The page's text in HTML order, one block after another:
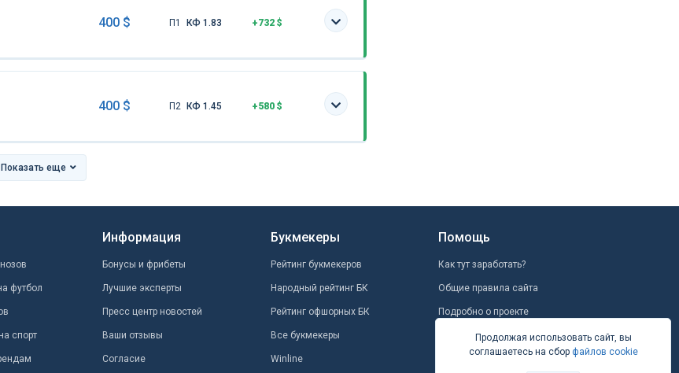
400 $ П1 КФ 1.83 +732 $
400 $ П2 КФ 1.45 +580 $
Показать еще
футбол
спорт
Информация
Бонусы и фрибеты
Лучшие эксперты
Пресс центр новостей
Ваши отзывы
Согласие
Букмекеры
Рейтинг букмекеров
Народный рейтинг БК
Рейтинг офшорных БК
Все букмекеры
Winline
Помощь
Как тут заработать?
Общие правила сайта
Подробно о проекте
Школа ставокПродолжая использовать сайт, вы
соглашаетесь на сбор файлов cookie